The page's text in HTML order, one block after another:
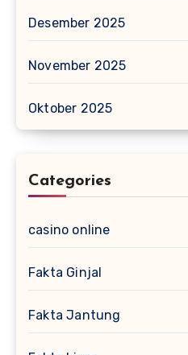
Desember 2025
November 2025
Oktober 2025
Categories
casino online
Fakta Ginjal
Fakta Jantung